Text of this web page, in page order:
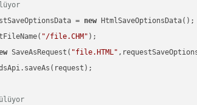
= new HtmlSaveOptionsData();
"/file.CHM" );
SaveAsRequest( "file.HTML"